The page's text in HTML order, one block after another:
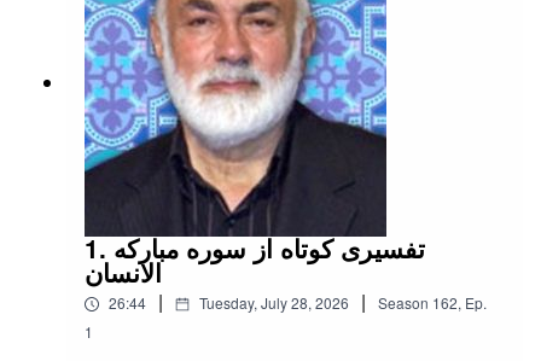
1. تفسیری کوتاه از سوره مبارکه
الانسان
26:44 | Tuesday, July 28, 2026 | Season 162, Ep.
1